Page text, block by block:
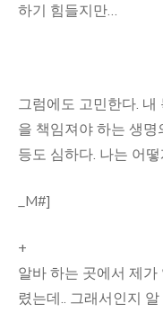
하기 힘들지만…
그럼에도 고민한다.
을 책임져야 하는 생
등도 심하다. 나는 어
_M#]
+
알바 하는 곳에서 제
렸는데.. 그래서인지